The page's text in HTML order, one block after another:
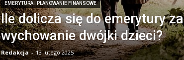
EMERYTURA I PLANOWANIE FINANSOWE
Ile dolicza się do emerytury za
wychowanie dwójki dzieci?
Redakcja - 13 lutego 2025